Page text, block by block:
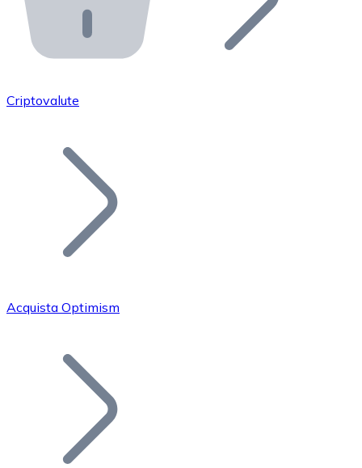
API Bitnovo
Integra la nostra API nel tuo ecosistema.
Unisciti alla nostra rete di rivenditori e
Aggiungi il token del tuo progetto al nostro servizio di
Bitcoin
Criptovalute
Acquista Optimism